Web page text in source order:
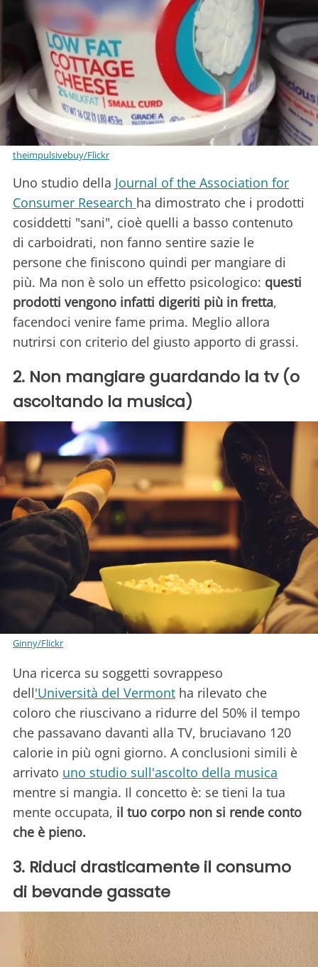
theimpulsivebuy/Flickr
Uno studio della Journal of the Association for
Consumer Research ha dimostrato che i prodotti
cosiddetti "sani", cioè quelli a basso contenuto
di carboidrati, non fanno sentire sazie le
persone che finiscono quindi per mangiare di
più. Ma non è solo un effetto psicologico: questi
prodotti vengono infatti digeriti più in fretta,
facendoci venire fame prima. Meglio allora
nutrirsi con criterio del giusto apporto di grassi.
2. Non mangiare guardando la tv (o
ascoltando la musica)
Ginny/Flickr
Una ricerca su soggetti sovrappeso
dell'Università del Vermont ha rilevato che
coloro che riuscivano a ridurre del 50% il tempo
che passavano davanti alla TV, bruciavano 120
calorie in più ogni giorno. A conclusioni simili è
arrivato uno studio sull'ascolto della musica
mentre si mangia. Il concetto è: se tieni la tua
mente occupata, il tuo corpo non si rende conto
che è pieno.
3. Riduci drasticamente il consumo
di bevande gassate